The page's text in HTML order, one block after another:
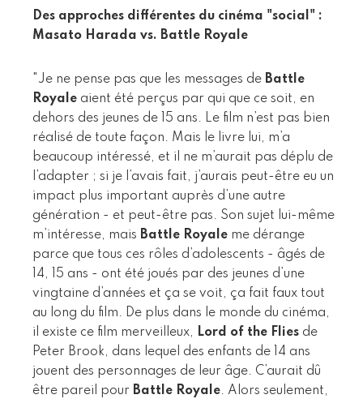
Des approches différentes du cinéma "social" :
Masato Harada vs. Battle Royale
"Je ne pense pas que les messages de Battle
Royale aient été perçus par qui que ce soit, en
dehors des jeunes de 15 ans. Le film n’est pas bien
réalisé de toute façon. Mais le livre lui, m’a
beaucoup intéressé, et il ne m’aurait pas déplu de
l’adapter ; si je l’avais fait, j’aurais peut-être eu un
impact plus important auprès d’une autre
génération - et peut-être pas. Son sujet lui-même
m’intéresse, mais Battle Royale me dérange
parce que tous ces rôles d’adolescents - âgés de
14, 15 ans - ont été joués par des jeunes d’une
vingtaine d’années et ça se voit, ça fait faux tout
au long du film. De plus dans le monde du cinéma,
il existe ce film merveilleux,
Lord of the Flies de
Peter Brook, dans lequel des enfants de 14 ans
jouent des personnages de leur âge. C’aurait dû
être pareil pour Battle Royale. Alors seulement,